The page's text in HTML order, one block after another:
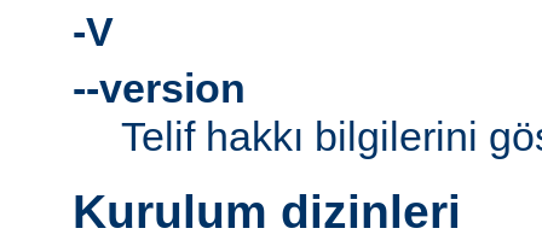
-V
--version
Telif hakkı bilgilerini
Kurulum dizinleri